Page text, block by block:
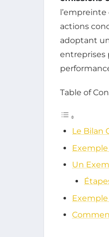
actions
adoptant
entreprises
Table of
Le Bilan
Un